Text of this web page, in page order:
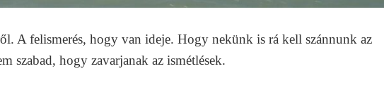
A felismerés, hogy van ideje. Hogy nekünk is rá kell szánnunk az
szabad, hogy zavarjanak az ismétlések.